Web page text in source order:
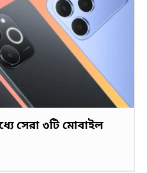
সেরা ৩টি মোবাইল